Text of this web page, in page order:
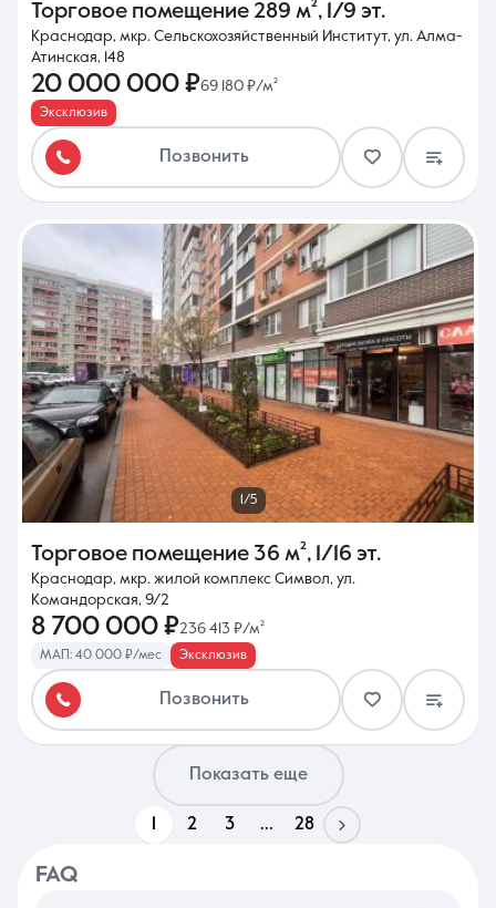
Торговое помещение 289 м², 1/9 эт.
Краснодар, мкр. Сельскохозяйственный Институт, ул. Алма-
Атинская, 148
20 000 000 ₽69 180 ₽/м²
Эксклюзив
Позвонить
1/5
Торговое помещение 36 м², 1/16 эт.
Краснодар, мкр. жилой комплекс Символ, ул.
Командорская, 9/2
8 700 000 ₽236 413 ₽/м²
МАП: 40 000 ₽/мес Эксклюзив
Позвонить
Показать еще
2 3 ... 28
FAQ